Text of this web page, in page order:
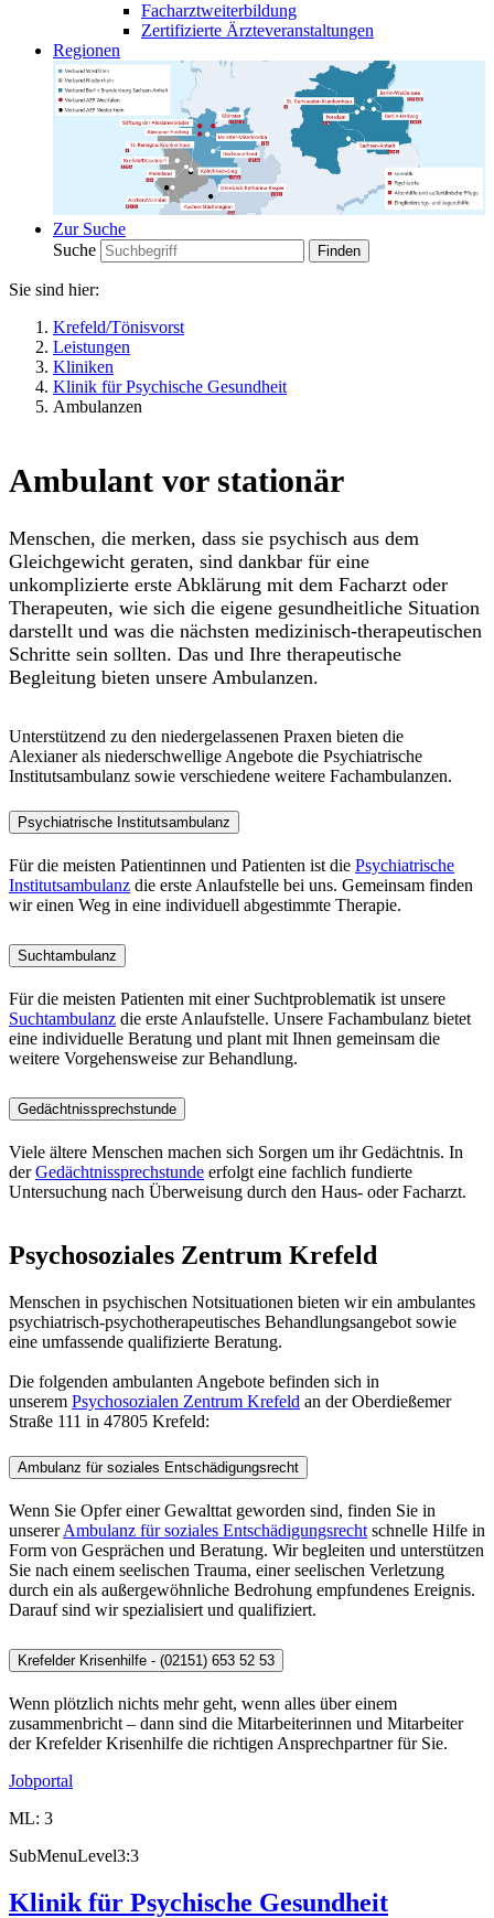
Facharztweiterbildung
Zertifizierte Ärzteveranstaltungen
Regionen
Zur Suche
Suche
Sie sind hier:
Krefeld/Tönisvorst
Leistungen
Kliniken
Klinik für Psychische Gesundheit
Ambulanzen
Ambulant vor stationär
Menschen, die merken, dass sie psychisch aus dem
Gleichgewicht geraten, sind dankbar für eine
unkomplizierte erste Abklärung mit dem Facharzt oder
Therapeuten, wie sich die eigene gesundheitliche Situation
darstellt und was die nächsten medizinisch-therapeutischen
Schritte sein sollten. Das und Ihre therapeutische
Begleitung bieten unsere Ambulanzen.
Unterstützend zu den niedergelassenen Praxen bieten die
Alexianer als niederschwellige Angebote die Psychiatrische
Institutsambulanz sowie verschiedene weitere Fachambulanzen.
Psychiatrische Institutsambulanz
Für die meisten Patientinnen und Patienten ist die Psychiatrische
Institutsambulanz die erste Anlaufstelle bei uns. Gemeinsam finden
wir einen Weg in eine individuell abgestimmte Therapie.
Suchtambulanz
Für die meisten Patienten mit einer Suchtproblematik ist unsere
Suchtambulanz die erste Anlaufstelle. Unsere Fachambulanz bietet
eine individuelle Beratung und plant mit Ihnen gemeinsam die
weitere Vorgehensweise zur Behandlung.
Gedächtnissprechstunde
Viele ältere Menschen machen sich Sorgen um ihr Gedächtnis. In
derGedächtnissprechstunde erfolgt eine fachlich fundierte
Untersuchung nach Überweisung durch den Haus- oder Facharzt.
Psychosoziales Zentrum Krefeld
Menschen in psychischen Notsituationen bieten wir ein ambulantes
psychiatrisch-psychotherapeutisches Behandlungsangebot sowie
eine umfassende qualifizierte Beratung.
Die folgenden ambulanten Angebote befinden sich in
unserem Psychosozialen Zentrum Krefeld an der Oberdießemer
Straße 111 in 47805 Krefeld:
Ambulanz für soziales Entschädigungsrecht
Wenn Sie Opfer einer Gewalttat geworden sind, finden Sie in
unsererAmbulanz für soziales Entschädigungsrecht schnelle Hilfe in
Form von Gesprächen und Beratung. Wir begleiten und unterstützen
Sie nach einem seelischen Trauma, einer seelischen Verletzung
durch ein als außergewöhnliche Bedrohung empfundenes Ereignis.
Darauf sind wir spezialisiert und qualifiziert.
Krefelder Krisenhilfe - (02151) 653 52 53
Wenn plötzlich nichts mehr geht, wenn alles über einem
zusammenbricht – dann sind die Mitarbeiterinnen und Mitarbeiter
der Krefelder Krisenhilfe die richtigen Ansprechpartner für Sie.
Jobportal
ML: 3
SubMenuLevel3:3
Klinik für Psychische Gesundheit